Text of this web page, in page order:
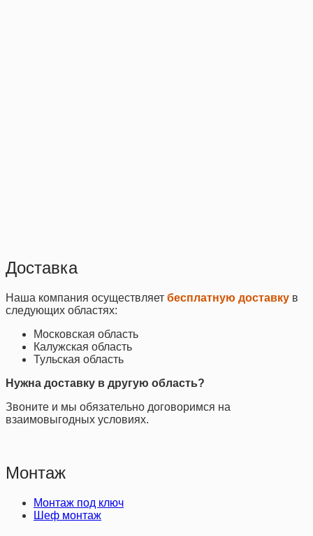
Доставка
Наша компания осуществляет бесплатную доставку в
следующих областях:
Московская область
Калужская область
Тульская область
Нужна доставку в другую область?
Звоните и мы обязательно договоримся на
взаимовыгодных условиях.
Монтаж
Монтаж под ключ
Шеф монтаж